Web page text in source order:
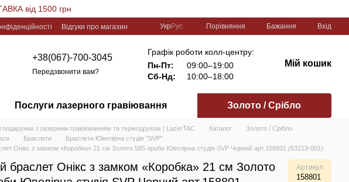
від 1500 грн
Відгуки про магазин
УкрРус Порівняння Бажання Вхід
+38(067)-700-3045
Передзвонити вам?
Графік роботи колл-центру:
Пн-Пт:
09:00–19:00
Сб-Нд:
10:00–18:00
Мій кошик
Послуги лазерного гравіювання Золото / Срібло
подарунки з лазерним гравіюванням та термодруком | LazerTAC Каталог
Золото / Срібло
Браслети
Браслети Ювелірна студія "SVP"
Онікс з замком «Коробка» 21 см Золото 585 проби Ювелірна студія SVP Чорний арт.158801 (53213-001)
браслет Онікс з замком «Коробка» 21 см Золото
Артикул
158801